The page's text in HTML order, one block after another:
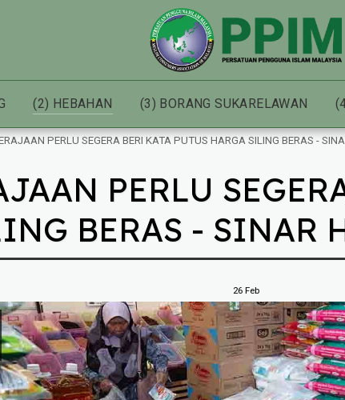
(2) HEBAHAN (3) BORANG SUKARELAWAN
PERLU SEGERA BERI KATA PUTUS HARGA SILING BERAS -
PERLU
BERAS - SINAR
26 Feb